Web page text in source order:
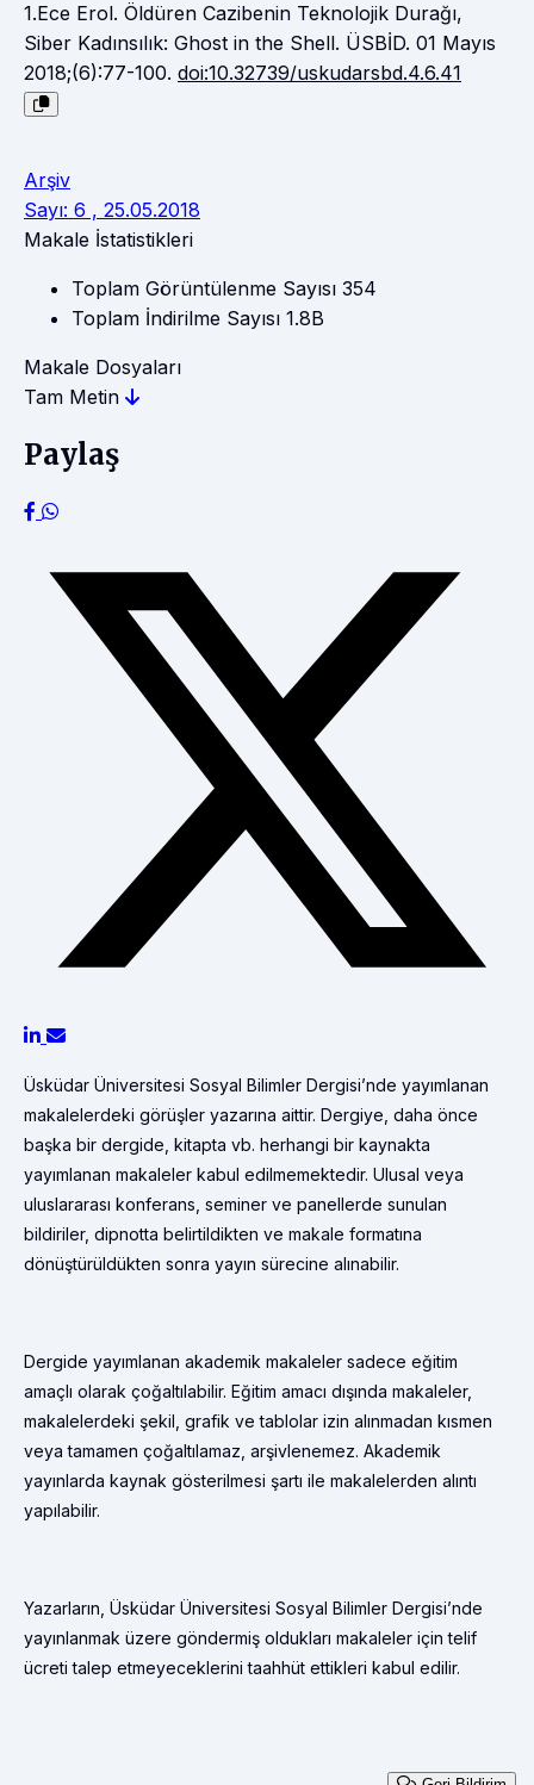
1.Ece Erol. Öldüren Cazibenin Teknolojik Durağı,
Siber Kadınsılık: Ghost in the Shell. ÜSBİD. 01 Mayıs
2018;(6):77-100. doi:10.32739/uskudarsbd.4.6.41
Arşiv
Sayı: 6 , 25.05.2018
Makale İstatistikleri
Toplam Görüntülenme Sayısı 354
Toplam İndirilme Sayısı 1.8B
Makale Dosyaları
Tam Metin
Paylaş
Üsküdar Üniversitesi Sosyal Bilimler Dergisi’nde yayımlanan
makalelerdeki görüşler yazarına aittir. Dergiye, daha önce
başka bir dergide, kitapta vb. herhangi bir kaynakta
yayımlanan makaleler kabul edilmemektedir. Ulusal veya
uluslararası konferans, seminer ve panellerde sunulan
bildiriler, dipnotta belirtildikten ve makale formatına
dönüştürüldükten sonra yayın sürecine alınabilir.
Dergide yayımlanan akademik makaleler sadece eğitim
amaçlı olarak çoğaltılabilir. Eğitim amacı dışında makaleler,
makalelerdeki şekil, grafik ve tablolar izin alınmadan kısmen
veya tamamen çoğaltılamaz, arşivlenemez. Akademik
yayınlarda kaynak gösterilmesi şartı ile makalelerden alıntı
yapılabilir.
Yazarların, Üsküdar Üniversitesi Sosyal Bilimler Dergisi’nde
yayınlanmak üzere göndermiş oldukları makaleler için telif
ücreti talep etmeyeceklerini taahhüt ettikleri kabul edilir.